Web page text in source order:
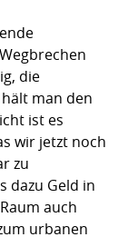
die
man den
ist es
wir jetzt noch
zu
dazu Geld in
auch
urbanen